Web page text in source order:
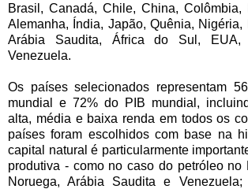
Brasil, Canadá, Chile, China, Colômbia,
Alemanha, Índia, Japão, Quênia, Nigéria,
Arábia Saudita, África do Sul,
Venezuela.
Os países selecionados representam
mundial e 72% do PIB mundial,
alta, média e baixa renda em todos os
países foram escolhidos com base na
capital natural é particularmente
produtiva - como no caso do petróleo no
Noruega, Arábia Saudita e